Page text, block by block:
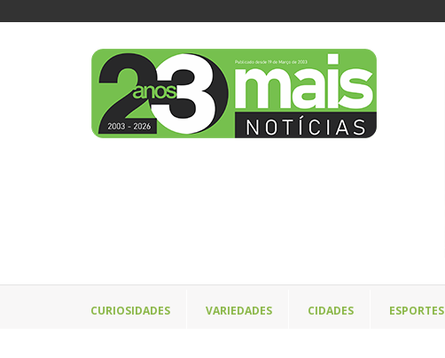
CURIOSIDADES VARIEDADES CIDADES ESPORTES